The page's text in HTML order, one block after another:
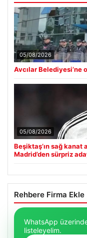
05/08/2026
Avcılar Belediyesi’ne
05/08/2026
Beşiktaş’ın sağ kanat
Madrid’den sürpriz
Rehbere Firma Ekle
WhatsApp
listeleyelim.